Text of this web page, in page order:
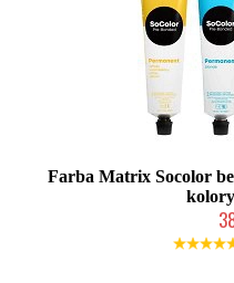
Farba Matrix Socolor
Duża ilość